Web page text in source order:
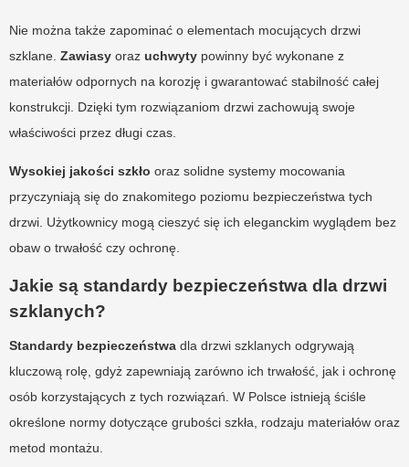
Nie można także zapominać o elementach mocujących drzwi
szklane. Zawiasy oraz uchwyty powinny być wykonane z
materiałów odpornych na korozję i gwarantować stabilność całej
konstrukcji. Dzięki tym rozwiązaniom drzwi zachowują swoje
właściwości przez długi czas.
Wysokiej jakości szkło oraz solidne systemy mocowania
przyczyniają się do znakomitego poziomu bezpieczeństwa tych
drzwi. Użytkownicy mogą cieszyć się ich eleganckim wyglądem bez
obaw o trwałość czy ochronę.
Jakie są standardy bezpieczeństwa dla drzwi
szklanych?
Standardy bezpieczeństwa dla drzwi szklanych odgrywają
kluczową rolę, gdyż zapewniają zarówno ich trwałość, jak i ochronę
osób korzystających z tych rozwiązań. W Polsce istnieją ściśle
określone normy dotyczące grubości szkła, rodzaju materiałów oraz
metod montażu.